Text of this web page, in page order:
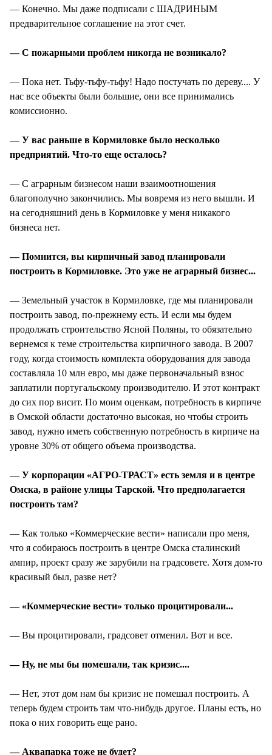
— Конечно. Мы даже подписали с ШАДРИНЫМ
предварительное соглашение на этот счет.
— С пожарными проблем никогда не возникало?
— Пока нет. Тьфу-тьфу-тьфу! Надо постучать по дереву.... У
нас все объекты были большие, они все принимались
комиссионно.
— У вас раньше в Кормиловке было несколько
предприятий. Что-то еще осталось?
— С аграрным бизнесом наши взаимоотношения
благополучно закончились. Мы вовремя из него вышли. И
на сегодняшний день в Кормиловке у меня никакого
бизнеса нет.
— Помнится, вы кирпичный завод планировали
построить в Кормиловке. Это уже не аграрный бизнес...
— Земельный участок в Кормиловке, где мы планировали
построить завод, по-прежнему есть. И если мы будем
продолжать строительство Ясной Поляны, то обязательно
вернемся к теме строительства кирпичного завода. В 2007
году, когда стоимость комплекта оборудования для завода
составляла 10 млн евро, мы даже первоначальный взнос
заплатили португальскому производителю. И этот контракт
до сих пор висит. По моим оценкам, потребность в кирпиче
в Омской области достаточно высокая, но чтобы строить
завод, нужно иметь собственную потребность в кирпиче на
уровне 30% от общего объема производства.
— У корпорации «АГРО-ТРАСТ» есть земля и в центре
Омска, в районе улицы Тарской. Что предполагается
построить там?
— Как только «Коммерческие вести» написали про меня,
что я собираюсь построить в центре Омска сталинский
ампир, проект сразу же зарубили на градсовете. Хотя дом-то
красивый был, разве нет?
— «Коммерческие вести» только процитировали...
— Вы процитировали, градсовет отменил. Вот и все.
— Ну, не мы бы помешали, так кризис....
— Нет, этот дом нам бы кризис не помешал построить. А
теперь будем строить там что-нибудь другое. Планы есть, но
пока о них говорить еще рано.
— Аквапарка тоже не будет?